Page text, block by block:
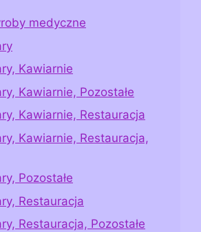
medyczne
Kawiarnie
Kawiarnie, Pozostałe
Kawiarnie, Restauracja
Kawiarnie, Restauracja,
Pozostałe
Restauracja
Restauracja, Pozostałe